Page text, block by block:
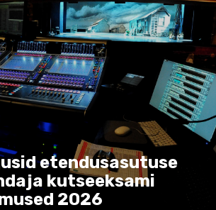
etendusasutuse
kutseeksami
2026